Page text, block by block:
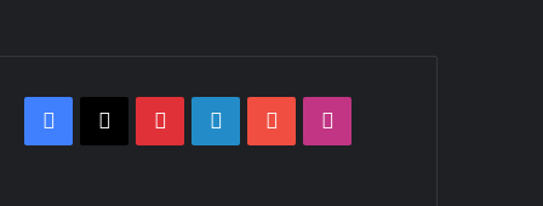
Facebook
X PinterestLinkedInYouTube